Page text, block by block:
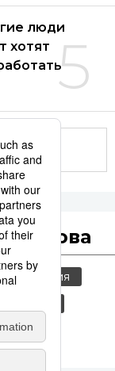
5
люди
хотят
слова
история